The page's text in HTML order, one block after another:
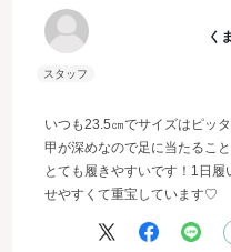
く
いつも23.5㎝でサイズはピッタ
甲が深めなので足に当たるこ
とても履きやすいです！1日
せやすくて重宝しています♡